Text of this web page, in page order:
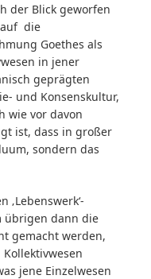
der Blick geworfen
die
Goethes als
in jener
geprägten
und Konsenskultur,
wie vor davon
ist, dass in großer
sondern das
übrigen dann die
gemacht werden,
jene Einzelwesen